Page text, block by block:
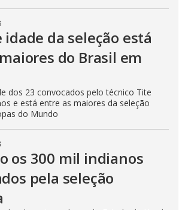
idade da seleção está
do Brasil em
dos 23 convocados pelo técnico Tite
e está entre as maiores da seleção
do Mundo
os 300 mil indianos
pela seleção